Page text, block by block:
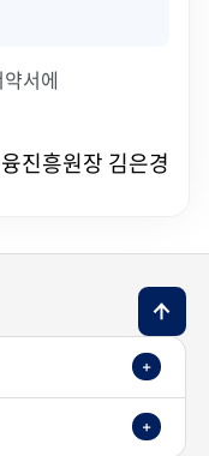
서에
진흥원장 김은경
TOP 버튼